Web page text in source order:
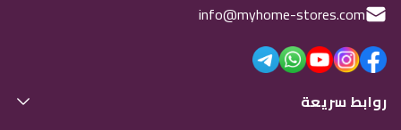
info@myhome-stores.com
روابط سريعة